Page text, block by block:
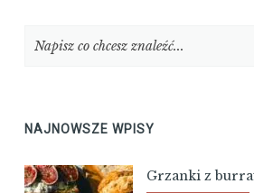
NAJNOWSZE WPISY
Grzanki z